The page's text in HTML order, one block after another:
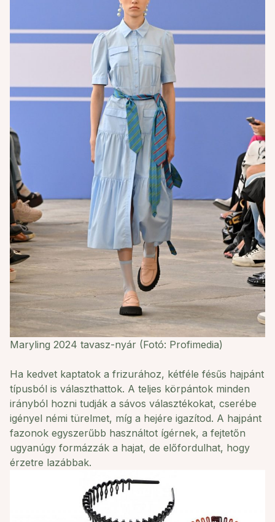
Maryling 2024 tavasz-nyár (Fotó: Profimedia)
Ha kedvet kaptatok a frizurához, kétféle fésűs hajpánt
típusból is választhattok. A teljes körpántok minden
irányból hozni tudják a sávos választékokat, cserébe
igényel némi türelmet, míg a hejére igazítod. A hajpánt
fazonok egyszerűbb használtot ígérnek, a fejtetőn
ugyanúgy formázzák a hajat, de előfordulhat, hogy
érzetre lazábbak.